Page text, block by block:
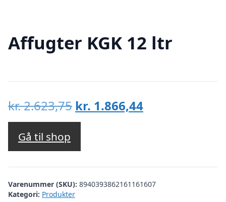
Affugter KGK 12 ltr
kr.2.623,75 Den
oprindelige
var:
kr. 2.623,75.
kr. 1.866,44Den
kr. 1.866,44.
Gå til shop
Varenummer (SKU): 8940393862161161607
Kategori: Produkter